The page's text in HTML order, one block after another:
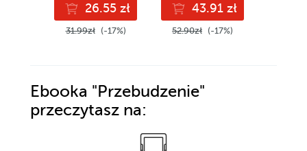
26.55 zł
31.99zł (-17%)
43.91 zł
52.90zł (-17%)
Ebooka "Przebudzenie"
przeczytasz na: